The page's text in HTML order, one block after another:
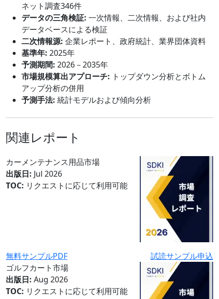
ネット調査346件
データの三角検証: 一次情報、二次情報、および社内
データベースによる検証
二次情報源: 企業レポート、政府統計、業界団体資料
基準年: 2025年
予測期間: 2026－2035年
市場規模算出アプローチ: トップダウン分析とボトム
アップ分析の併用
予測手法: 統計モデルおよび傾向分析
関連レポート
カーメンテナンス用品市場
出版日: Jul 2026
TOC: リクエストに応じて利用可能
無料サンプルPDF
試読サンプル申込
ゴルフカート市場
出版日: Aug 2026
TOC: リクエストに応じて利用可能